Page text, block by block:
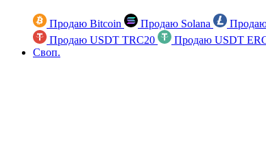
Продаю Bitcoin Продаю Solana
Продаю USDT TRC20
Продаю USDT
Своп.